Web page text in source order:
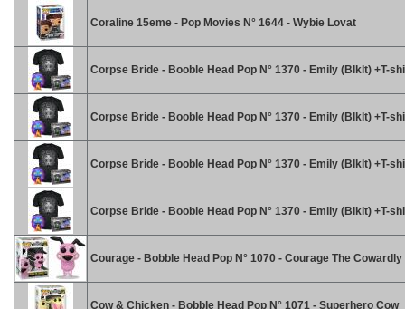
Coraline 15eme - Pop Movies N° 1644 - Wybie Lovat
Corpse Bride - Booble Head Pop N° 1370 - Emily (Blklt) +T-
Corpse Bride - Booble Head Pop N° 1370 - Emily (Blklt) +T-
Corpse Bride - Booble Head Pop N° 1370 - Emily (Blklt) +T-
Corpse Bride - Booble Head Pop N° 1370 - Emily (Blklt) +T-
Courage - Bobble Head Pop N° 1070 - Courage The Cowardly
Cow & Chicken - Bobble Head Pop N° 1071 - Superhero Cow